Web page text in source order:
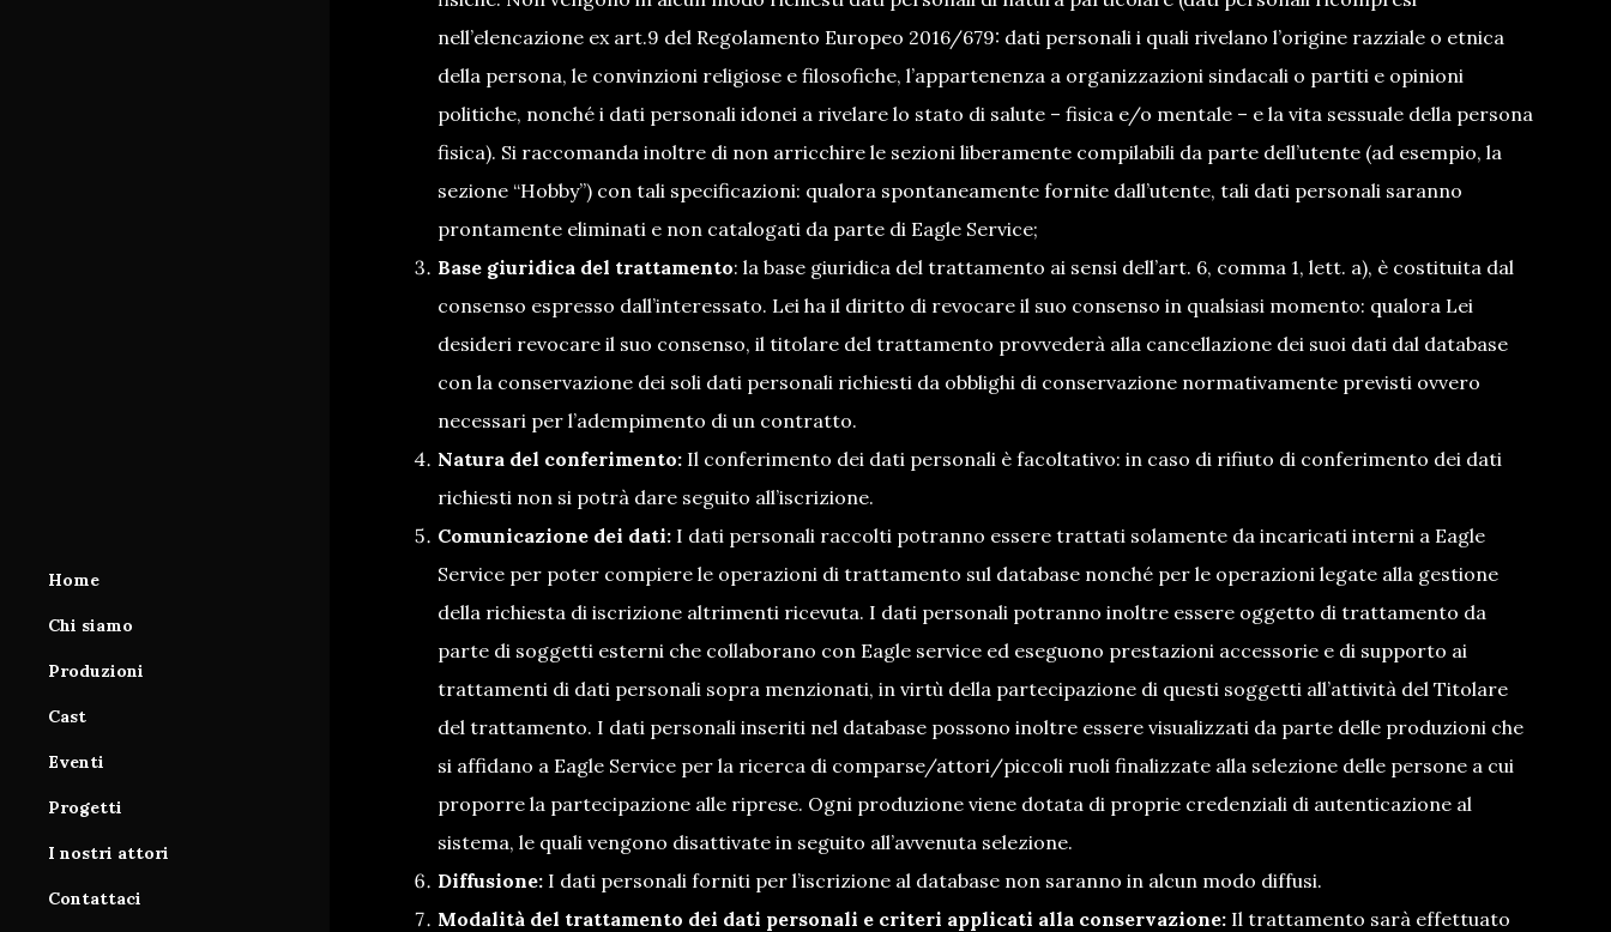
Home
Chi siamo
Produzioni
Area produzioni
Database
Cast
Area cast
Iscrizione al database
Eventi
Progetti
I nostri attori
Contattaci
nell’elencazione ex art.9 del Regolamento Europeo 2016/679: dati personali i quali rivelano l’origine razziale o etnica
della persona, le convinzioni religiose e filosofiche, l’appartenenza a organizzazioni sindacali o partiti e opinioni
politiche, nonché i dati personali idonei a rivelare lo stato di salute – fisica e/o mentale – e la vita sessuale della persona
fisica). Si raccomanda inoltre di non arricchire le sezioni liberamente compilabili da parte dell’utente (ad esempio, la
sezione “Hobby”) con tali specificazioni: qualora spontaneamente fornite dall’utente, tali dati personali saranno
prontamente eliminati e non catalogati da parte di Eagle Service;
Base giuridica del trattamento: la base giuridica del trattamento ai sensi dell’art. 6, comma 1, lett. a), è costituita dal
consenso espresso dall’interessato. Lei ha il diritto di revocare il suo consenso in qualsiasi momento: qualora Lei
desideri revocare il suo consenso, il titolare del trattamento provvederà alla cancellazione dei suoi dati dal database
con la conservazione dei soli dati personali richiesti da obblighi di conservazione normativamente previsti ovvero
necessari per l’adempimento di un contratto.
Natura del conferimento: Il conferimento dei dati personali è facoltativo: in caso di rifiuto di conferimento dei dati
richiesti non si potrà dare seguito all’iscrizione.
Comunicazione dei dati: I dati personali raccolti potranno essere trattati solamente da incaricati interni a Eagle
Service per poter compiere le operazioni di trattamento sul database nonché per le operazioni legate alla gestione
della richiesta di iscrizione altrimenti ricevuta. I dati personali potranno inoltre essere oggetto di trattamento da
parte di soggetti esterni che collaborano con Eagle service ed eseguono prestazioni accessorie e di supporto ai
trattamenti di dati personali sopra menzionati, in virtù della partecipazione di questi soggetti all’attività del Titolare
del trattamento. I dati personali inseriti nel database possono inoltre essere visualizzati da parte delle produzioni che
si affidano a Eagle Service per la ricerca di comparse/attori/piccoli ruoli finalizzate alla selezione delle persone a cui
proporre la partecipazione alle riprese. Ogni produzione viene dotata di proprie credenziali di autenticazione al
sistema, le quali vengono disattivate in seguito all’avvenuta selezione.
Diffusione: I dati personali forniti per l’iscrizione al database non saranno in alcun modo diffusi.
Modalità del trattamento dei dati personali e criteri applicati alla conservazione: Il trattamento sarà effettuato